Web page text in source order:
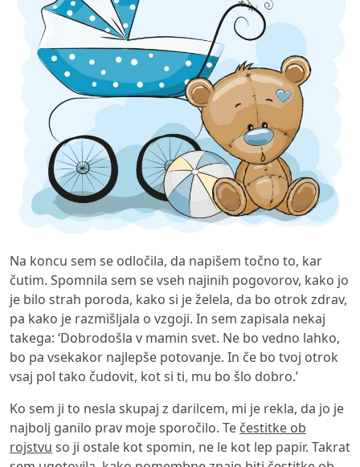
Na koncu sem se odločila, da napišem točno to, kar
čutim. Spomnila sem se vseh najinih pogovorov, kako jo
je bilo strah poroda, kako si je želela, da bo otrok zdrav,
pa kako je razmišljala o vzgoji. In sem zapisala nekaj
takega: ‘Dobrodošla v mamin svet. Ne bo vedno lahko,
bo pa vsekakor najlepše potovanje. In če bo tvoj otrok
vsaj pol tako čudovit, kot si ti, mu bo šlo dobro.’
Ko sem ji to nesla skupaj z darilcem, mi je rekla, da jo je
najbolj ganilo prav moje sporočilo. Te čestitke ob
rojstvu so ji ostale kot spomin, ne le kot lep papir. Takrat